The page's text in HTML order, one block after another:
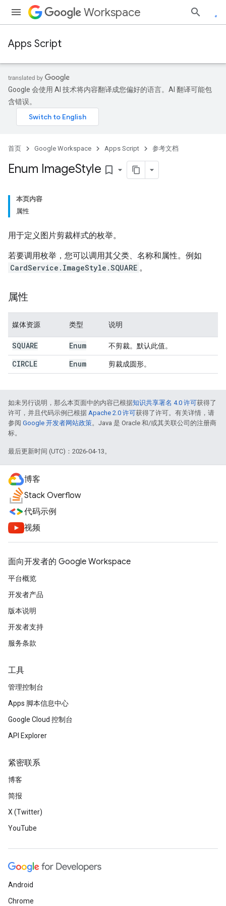
Workspace
Apps Script
Google 会使用 AI 技术将内容翻译成您偏好的语言。AI 翻译可能包
含错误。
首页 Google Workspace Apps Script 参考文档
Enum ImageStyle bookmark_border
本页内容
属性
用于定义图片剪裁样式的枚举。
若要调用枚举，您可以调用其父类、名称和属性。例如
CardService.ImageStyle.SQUARE 。
属性
媒体资源 类型 说明
SQUARE Enum 不剪裁。默认此值。
CIRCLE Enum 剪裁成圆形。
如未另行说明，那么本页面中的内容已根据知识共享署名 4.0 许可获得了
许可，并且代码示例已根据 Apache 2.0 许可获得了许可。有关详情，请
参阅 Google 开发者网站政策。Java 是 Oracle 和/或其关联公司的注册商
标。
最后更新时间 (UTC)：2026-04-13。
博客
Stack Overflow
代码示例
视频
面向开发者的 Google Workspace
平台概览
开发者产品
版本说明
开发者支持
服务条款
工具
管理控制台
Apps 脚本信息中心
Google Cloud 控制台
API Explorer
紧密联系
博客
简报
X (Twitter)
YouTube
Android
Chrome